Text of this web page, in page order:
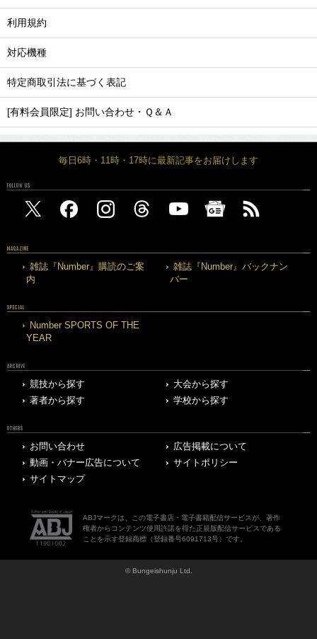
利用規約
対応機種
特定商取引法に基づく表記
[有料会員限定] お問い合わせ・Ｑ＆Ａ
毎日6時・11時・17時に最新記事をお届けします
FOLLOW US
MAGAZINE
雑誌『Number』購読のご案
内
雑誌『Number』バックナン
バー
SPECIAL
Number SPORTS OF THE
YEAR
ARCHIVE
競技から探す
大会から探す
著者から探す
学校から探す
OTHERS
お問い合わせ
広告掲載について
動画・バナー広告について
サイトポリシー
サイトマップ
ABJマークは、この電子書店・電子書籍配信サービスが、著作
権者からコンテンツ使用許諾を得た正規版配信サービスである
ことを示す登録商標（登録番号6091713号）です。
© Bungeishunju Ltd.